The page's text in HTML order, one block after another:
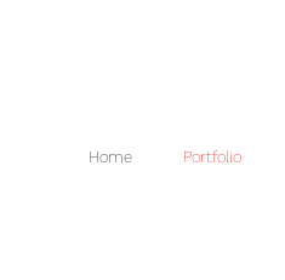
Home Portfolio